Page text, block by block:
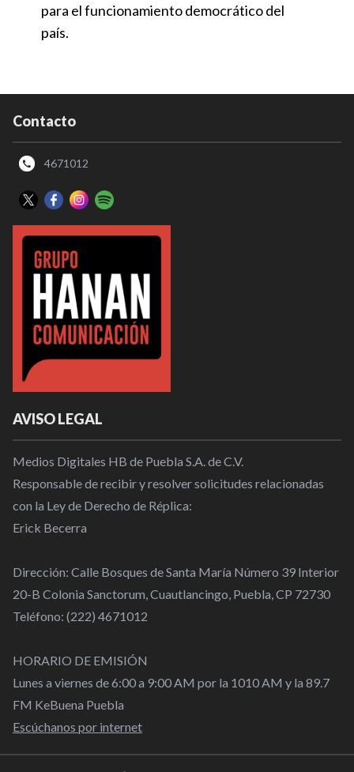
para el funcionamiento democrático del
país.
Contacto
4671012
AVISO LEGAL
Medios Digitales HB de Puebla S.A. de C.V.
Responsable de recibir y resolver solicitudes relacionadas
con la Ley de Derecho de Réplica:
Erick Becerra
Dirección: Calle Bosques de Santa María Número 39 Interior
20-B Colonia Sanctorum, Cuautlancingo, Puebla, CP 72730
Teléfono: (222) 4671012
HORARIO DE EMISIÓN
Lunes a viernes de 6:00 a 9:00 AM por la 1010 AM y la 89.7
FM KeBuena Puebla
Escúchanos por internet